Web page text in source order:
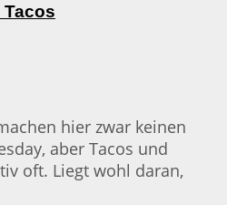
hier zwar keinen
aber Tacos und
oft. Liegt wohl daran,